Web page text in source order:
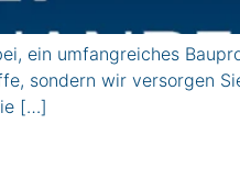
ein umfangreiches
sondern wir versorgen
[…]